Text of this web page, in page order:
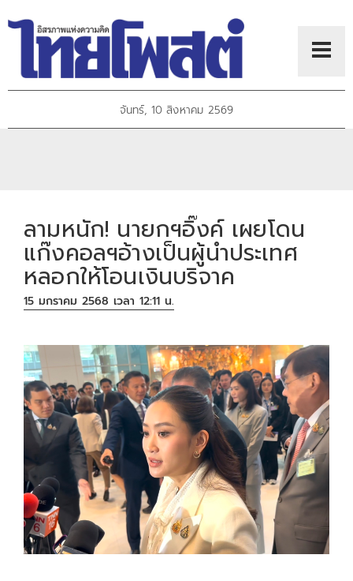
จันทร์, 10 สิงหาคม 2569
ลามหนัก! นายกฯอิ๊งค์ เผยโดน
แก๊งคอลฯอ้างเป็นผู้นำประเทศ
หลอกให้โอนเงินบริจาค
15 มกราคม 2568 เวลา 12:11 น.